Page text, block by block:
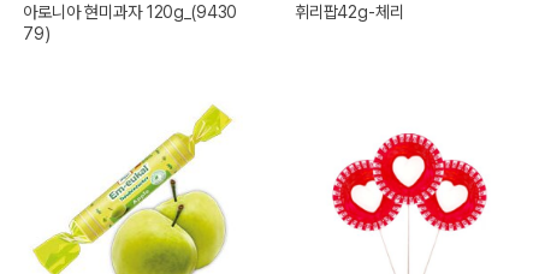
아로니아 현미과자 120g_(9430
79)
휘리팝42g-체리